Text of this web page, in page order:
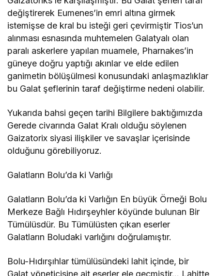
değiştirerek Eumenes’in emri altına girmek
istemişse de kral bu isteği geri çevirmiştir Tios’un
alınması esnasında muhtemelen Galatyalı olan
paralı askerlere yapılan muamele, Pharnakes’in
güneye doğru yaptığı akınlar ve elde edilen
ganimetin bölüşülmesi konusundaki anlaşmazlıklar
bu Galat şeflerinin taraf değiştirme nedeni olabilir.
Yukarıda bahsi geçen tarihi Bilgilere baktığımızda
Gerede civarında Galat Kralı olduğu söylenen
Gaizatorix siyasi ilişkiler ve savaşlar içerisinde
olduğunu görebiliyoruz.
Galatların Bolu’da ki Varlığı
Galatların Bolu’da ki Varlığın En büyük Örneği Bolu
Merkeze Bağlı Hıdırşeyhler köyünde bulunan Bir
Tümülüsdür. Bu Tümülüsten çıkan eserler
Galatların Boludaki varlığını doğrulamıştır.
Bolu-Hıdırşıhlar tümülüsündeki lahit içinde, bir
Galat yöneticisine ait eserler ele geçmiştir… Lahitte